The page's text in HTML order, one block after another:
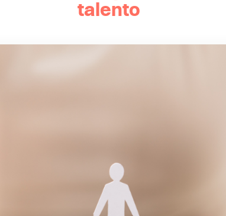
talento